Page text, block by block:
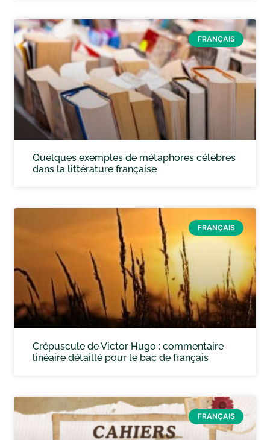
FRANÇAIS
Quelques exemples de métaphores célèbres
dans la littérature française
FRANÇAIS
Crépuscule de Victor Hugo : commentaire
linéaire détaillé pour le bac de français
FRANÇAIS